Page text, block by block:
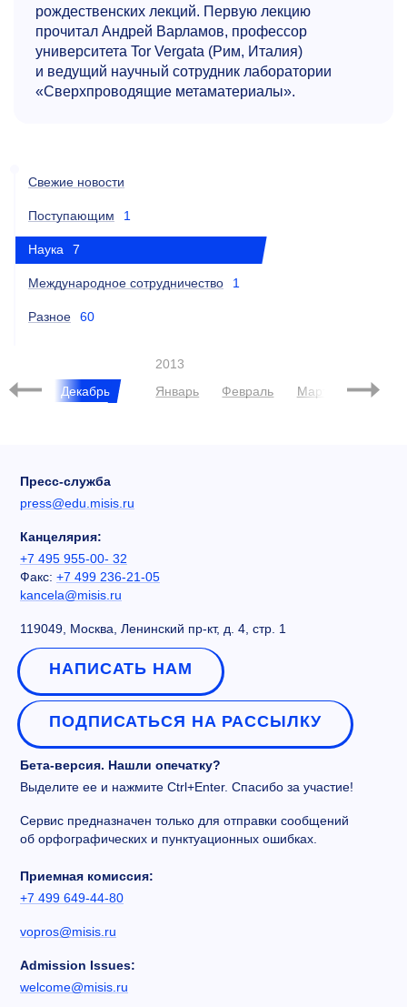
рождественских лекций. Первую лекцию
прочитал Андрей Варламов, профессор
университета Tor Vergata (Рим, Италия)
и ведущий научный сотрудник лаборатории
«Сверхпроводящие метаматериалы».
Свежие новости
Поступающим 1
Наука 7
Международное сотрудничество 1
Разное 60
Декабрь
2013
Январь
Февраль Март Апрель
Пресс-служба
press@edu.misis.ru
Канцелярия:
+7 495 955-00- 32
Факс: +7 499 236-21-05
kancela@misis.ru
119049, Москва, Ленинский пр-кт, д. 4, стр. 1
НАПИСАТЬ НАМ
ПОДПИСАТЬСЯ НА РАССЫЛКУ
Бета-версия. Нашли опечатку?
Выделите ее и нажмите Ctrl+Enter. Спасибо за участие!
Сервис предназначен только для отправки сообщений
об орфографических и пунктуационных ошибках.
Приемная комиссия:
+7 499 649-44-80
vopros@misis.ru
Admission Issues:
welcome@misis.ru